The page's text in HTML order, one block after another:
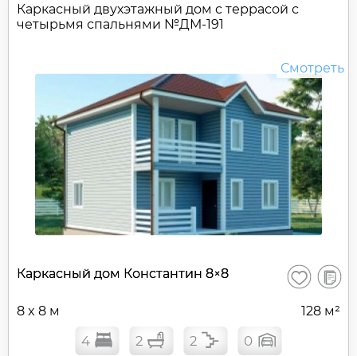
Каркасный двухэтажный дом c террасой с
четырьмя спальнями №ДМ-191
Смотреть
Каркасный дом Константин 8×8 Сохранить
В
8 x 8 м 128 м²
4 2 2 0